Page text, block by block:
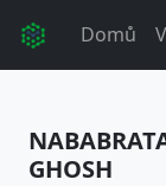
Domů
GHOSH